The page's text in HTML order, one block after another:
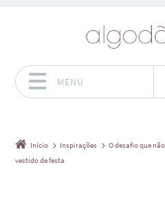
MENU
Início Inspirações
O desafio que
vestido de festa